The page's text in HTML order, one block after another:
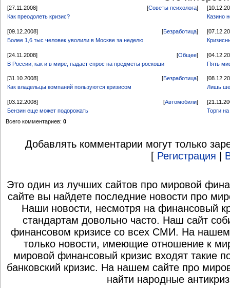
[27.11.2008] [Советы психолога]
Как преодолеть кризис?
Казино
[09.12.2008] [Безработица]
Более 1,6 тыс человек уволили в Москве за неделю
[24.11.2008] [Общее]
В России, как и в мире, падает спрос на предметы роскоши
Пять
[31.10.2008] [Безработица]
Как владельцы компаний пользуются кризисом
Лишь
[03.12.2008] [Автомобили]
Бензин еще может подорожать
Торги
Всего комментариев: 0
Добавлять комментарии могут только
[ Регистрация
Это один из лучших сайтов про мировой
сайте вы найдете последние новости про
Наши новости, несмотря на финансовый
стандартам довольно часто. Наш сайт
финансовом кризисе со всех СМИ. На нашем
только новости, имеющие отношение к
мировой финансовый кризис входят такие
банковский кризис. На нашем сайте про
найти народные